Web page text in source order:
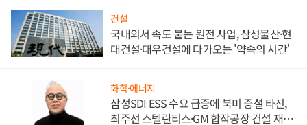
건설
국내외서 속도 붙는 원전 사업, 삼성물산·현
대건설·대우건설에 다가오는 '약속의 시간'
화학·에너지
삼성SDI ESS 수요 급증에 북미 증설 타진,
최주선 스텔란티스·GM 합작공장 건설 재추